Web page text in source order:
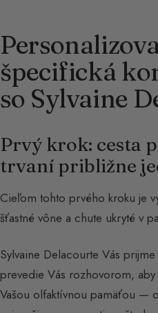
špecifická
so Sylvaine
Prvý krok: cesta
trvaní približne
Cieľom tohto prvého kroku je
šťastné vône a chute ukryté v
Sylvaine Delacourte Vás
prevedie Vás rozhovorom, aby
Vašou olfaktívnou pamäťou —